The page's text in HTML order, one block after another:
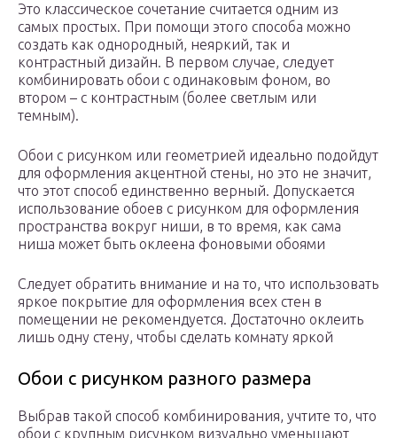
Это классическое сочетание считается одним из
самых простых. При помощи этого способа можно
создать как однородный, неяркий, так и
контрастный дизайн. В первом случае, следует
комбинировать обои с одинаковым фоном, во
втором – с контрастным (более светлым или
темным).
Обои с рисунком или геометрией идеально подойдут
для оформления акцентной стены, но это не значит,
что этот способ единственно верный. Допускается
использование обоев с рисунком для оформления
пространства вокруг ниши, в то время, как сама
ниша может быть оклеена фоновыми обоями
Следует обратить внимание и на то, что использовать
яркое покрытие для оформления всех стен в
помещении не рекомендуется. Достаточно оклеить
лишь одну стену, чтобы сделать комнату яркой
Обои с рисунком разного размера
Выбрав такой способ комбинирования, учтите то, что
обои с крупным рисунком визуально уменьшают